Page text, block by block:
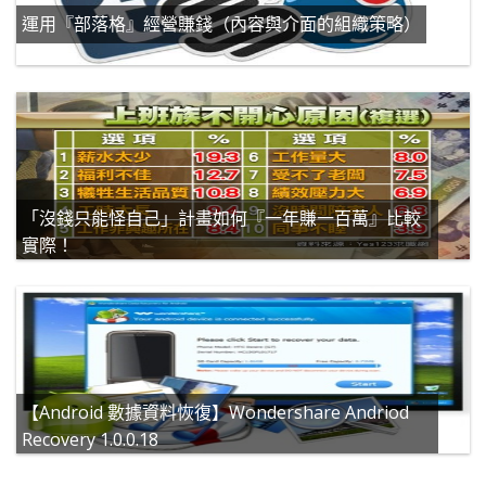
運用『部落格』經營賺錢（內容與介面的組織策略）
「沒錢只能怪自己」計畫如何『一年賺一百萬』比較
實際！
【Android 數據資料恢復】Wondershare Andriod
Recovery 1.0.0.18